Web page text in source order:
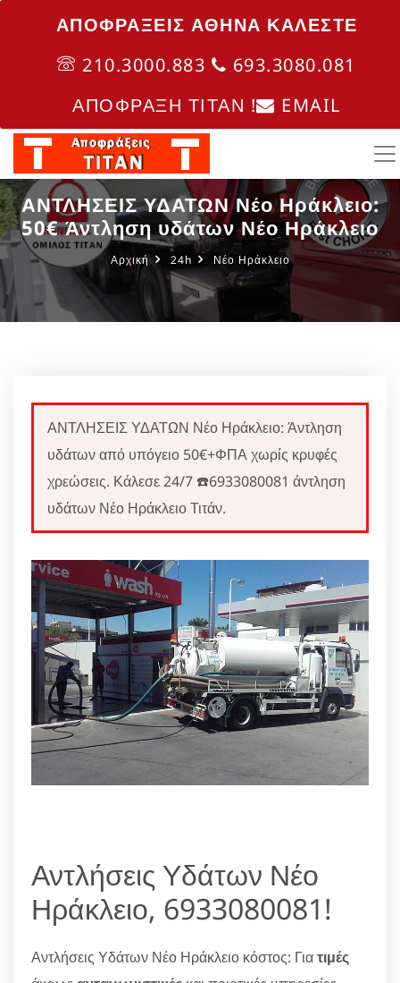
ΑΠΟΦΡΑΞΕΙΣ ΑΘΗΝΑ ΚΑΛΈΣΤΕ
210.3000.883
693.3080.081
ΑΠΟΦΡΑΞΗ ΤΙΤΑΝ !
EMAIL
ΑΝΤΛΗΣΕΙΣ ΥΔΑΤΩΝ Νέο Ηράκλειο:
50€ Άντληση υδάτων Νέο Ηράκλειο
Αρχική 24h Νέο Ηράκλειο
ΑΝΤΛΗΣΕΙΣ ΥΔΑΤΩΝ Νέο Ηράκλειο: Άντληση
υδάτων από υπόγειο 50€+ΦΠΑ χωρίς κρυφές
χρεώσεις. Κάλεσε 24/7 ☎️6933080081 άντληση
υδάτων Νέο Ηράκλειο Τιτάν.
Αντλήσεις Υδάτων Νέο
Ηράκλειο, 6933080081!
Αντλήσεις Υδάτων Νέο Ηράκλειο κόστος: Γιατιμές